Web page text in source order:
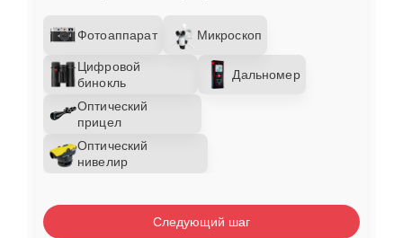
Фотоаппарат Микроскоп
Цифровой
бинокль
Дальномер
Оптический
прицел
Оптический
нивелир
Следующий шаг